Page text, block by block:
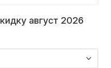
август 2026